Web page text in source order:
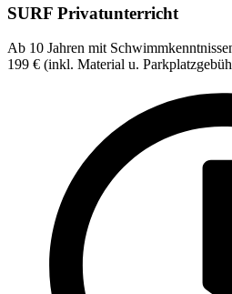
SURF Privatunterricht
Ab 10 Jahren mit
199 € (inkl. Material u.